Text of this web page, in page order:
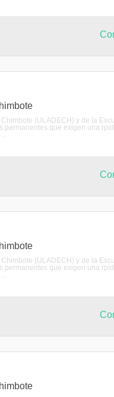
(ULADECH) y de la
permanentes que exigen una
(ULADECH) y de la
permanentes que exigen una